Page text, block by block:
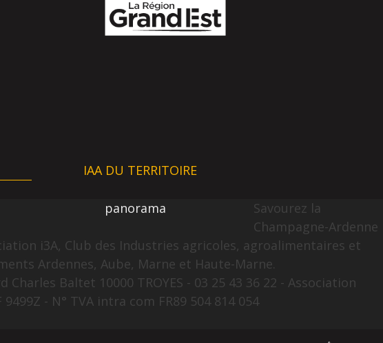
IAA DU TERRITOIRE
panorama
Savourez la
Champagne-Ardenne
i3A, Club des Industries agricoles, agroalimentaires et
Ardennes, Aube, Marne et Haute-Marne.
Charles Baltet 10000 TROYES - 03 25 43 36 22 - Association
- N° TVA intra com FR89 504 814 054